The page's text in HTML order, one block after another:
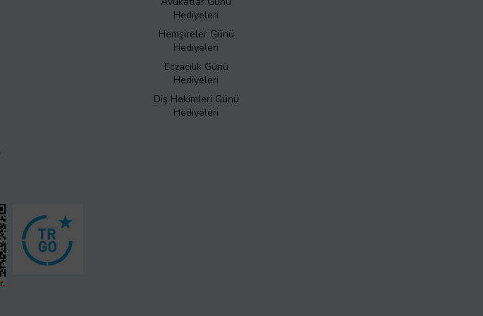
Hediyeleri
Hemşireler Günü
Hediyeleri
Eczacılık Günü
Hediyeleri
Diş Hekimleri Günü
Hediyeleri